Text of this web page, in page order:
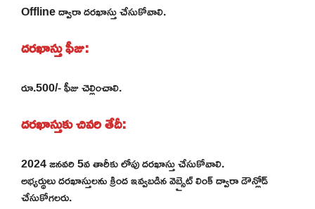
Offline ద్వారా దరఖాస్తు చేసుకోవాలి.
దరఖాస్తు ఫీజు:
రూ.500/- ఫీజు చెల్లించాలి.
దరఖాస్తుకు చివరి తేదీ:
2024 జనవరి 5వ తారీకు లోపు దరఖాస్తు చేసుకోవాలి.
అభ్యర్థులు దరఖాస్తులను క్రింద ఇవ్వబడిన వెబ్సైట్ లింక్ ద్వారా డౌన్లోడ్
చేసుకోగలరు.